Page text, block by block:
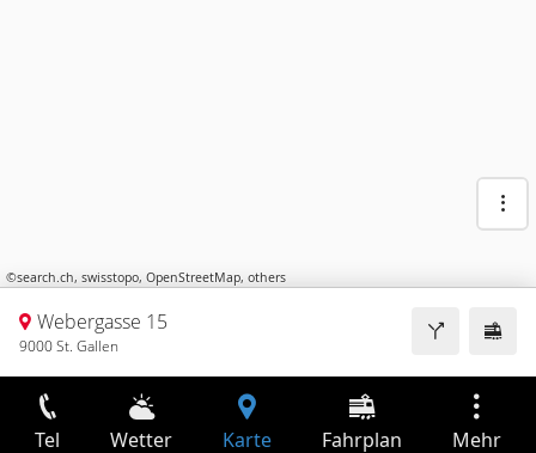
©search.ch, swisstopo, OpenStreetMap, others
Webergasse 15
9000 St. Gallen
Tel Wetter Karte Fahrplan Mehr